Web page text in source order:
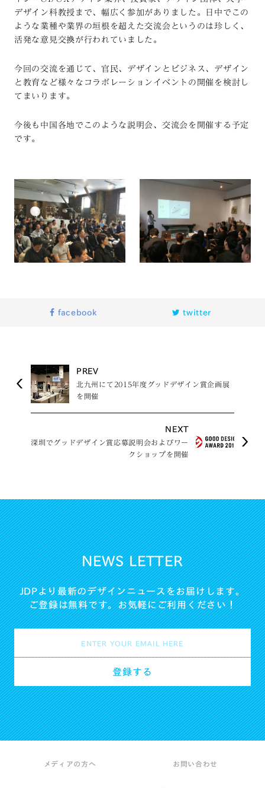
デザイン科教授まで、幅広く参加がありました。日中でこの
ような業種や業界の垣根を超えた交流会というのは珍しく、
活発な意見交換が行われていました。
今回の交流を通じて、官民、デザインとビジネス、デザイン
と教育など様々なコラボレーションイベントの開催を検討し
てまいります。
今後も中国各地でこのような説明会、交流会を開催する予定
です。
facebook twitter
PREV
北九州にて2015年度グッドデザイン賞企画展
を開催
NEXT
深圳でグッドデザイン賞応募説明会およびワー
クショップを開催
NEWS LETTER
JDPより最新のデザインニュースをお届けします。
ご登録は無料です。お気軽にご利用ください！
メディアの方へ お問い合わせ